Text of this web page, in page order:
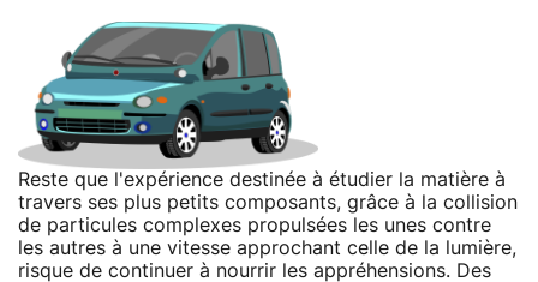
Reste que l'expérience destinée à étudier la matière à
travers ses plus petits composants, grâce à la collision
de particules complexes propulsées les unes contre
les autres à une vitesse approchant celle de la lumière,
risque de continuer à nourrir les appréhensions. Des